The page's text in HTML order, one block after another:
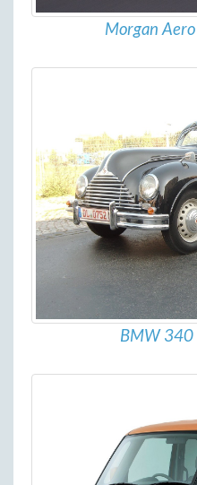
Morgan
BMW